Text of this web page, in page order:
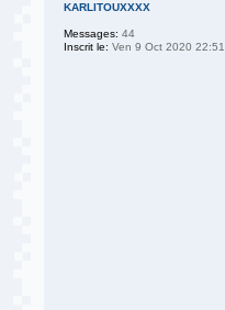
KARLITOUXXXX
Messages: 44
Inscrit le: Ven 9 Oct 2020 22:51